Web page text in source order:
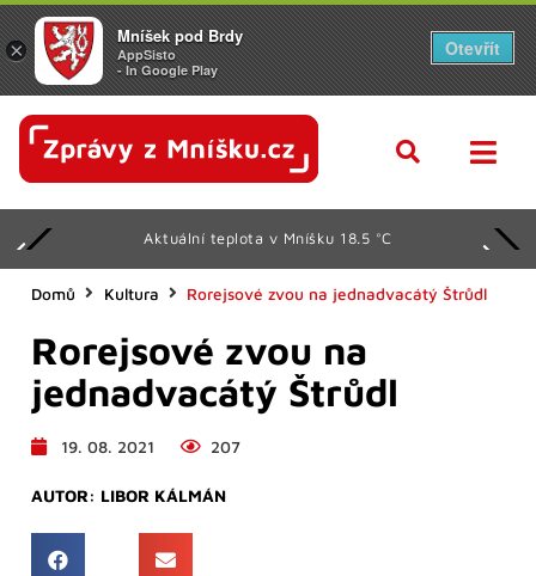
Aktuální teplota v Mníšku 18.5 °C
Domů Kultura Rorejsové zvou na jednadvacátý Štrůdl
Rorejsové zvou na
jednadvacátý Štrůdl
19. 08. 2021 207
AUTOR: LIBOR KÁLMÁN
×
Mníšek pod Brdy
AppSisto
- In Google Play
Otevřít